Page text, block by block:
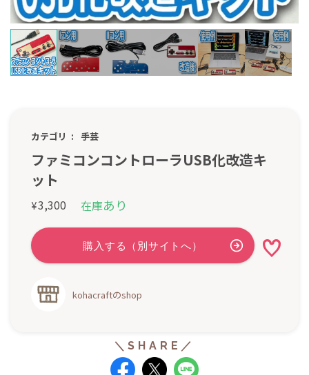
カテゴリ 手芸
ファミコンコントローラUSB化改造キ
ット
¥3,300 在庫あり
kohacraftのshop